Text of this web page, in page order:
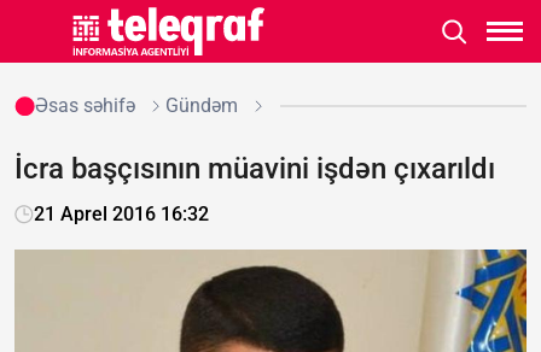
Əsas səhifə Gündəm
İcra başçısının müavini işdən çıxarıldı
21 Aprel 2016 16:32